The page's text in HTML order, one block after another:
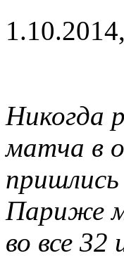
Никогда
матча в
Париже
во все 32